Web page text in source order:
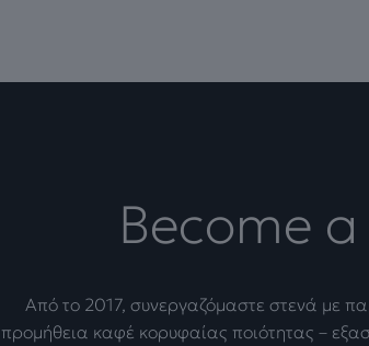
Become
Από το 2017, συνεργαζόμαστε στενά με
προμήθεια καφέ κορυφαίας ποιότητας –